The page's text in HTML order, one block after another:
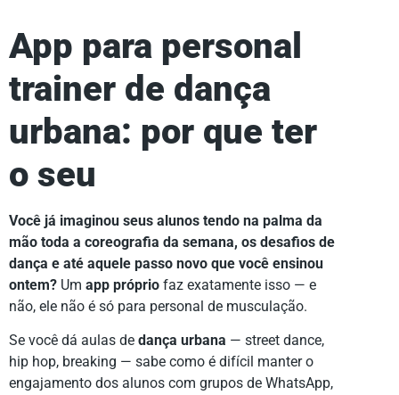
App para personal
trainer de dança
urbana: por que ter
o seu
Você já imaginou seus alunos tendo na palma da
mão toda a coreografia da semana, os desafios de
dança e até aquele passo novo que você ensinou
ontem? Um app próprio faz exatamente isso — e
não, ele não é só para personal de musculação.
Se você dá aulas de dança urbana — street dance,
hip hop, breaking — sabe como é difícil manter o
engajamento dos alunos com grupos de WhatsApp,